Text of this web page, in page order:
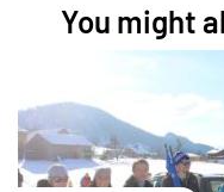
You might